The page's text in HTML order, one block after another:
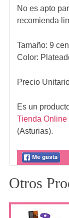
No es apto
recomienda
Tamaño: 9
Color:
Precio
Es un
Tienda
(Asturias).
Otros